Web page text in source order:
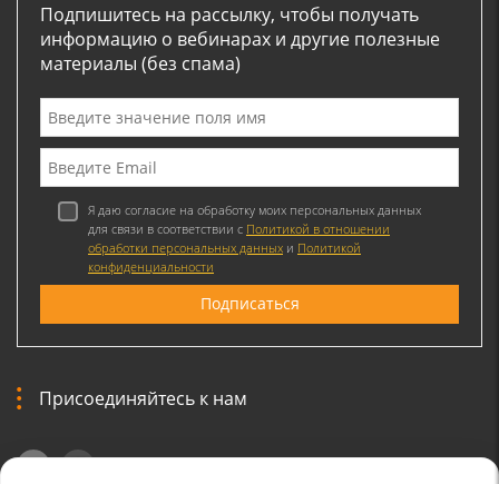
Подпишитесь на рассылку, чтобы получать
информацию о вебинарах и другие полезные
материалы (без спама)
Я даю согласие на обработку моих персональных данных
для связи в соответствии с Политикой в отношении
обработки персональных данных и Политикой
конфиденциальности
Присоединяйтесь к нам